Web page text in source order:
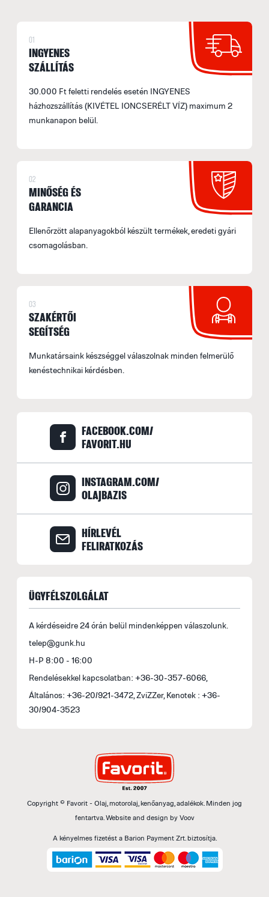
01
INGYENES
SZÁLLÍTÁS
30.000 Ft feletti rendelés esetén INGYENES
házhozszállítás (KIVÉTEL IONCSERÉLT VÍZ) maximum 2
munkanapon belül.
02
MINŐSÉG ÉS
GARANCIA
Ellenőrzött alapanyagokból készült termékek, eredeti gyári
csomagolásban.
03
SZAKÉRTŐI
SEGÍTSÉG
Munkatársaink készséggel válaszolnak minden felmerülő
kenéstechnikai kérdésben.
FACEBOOK.COM/
FAVORIT.HU
INSTAGRAM.COM/
OLAJBAZIS
HÍRLEVÉL
FELIRATKOZÁS
ÜGYFÉLSZOLGÁLAT
A kérdéseidre 24 órán belül mindenképpen válaszolunk.
telep@gunk.hu
H-P 8:00 - 16:00
Rendelésekkel kapcsolatban: +36-30-357-6066,
Általános: +36-20/921-3472, ZviZZer, Kenotek : +36-
30/904-3523
Copyright © Favorit - Olaj, motorolaj, kenőanyag, adalékok. Minden jog
fentartva.Website and design by Voov
A kényelmes fizetést a Barion Payment Zrt. biztosítja.